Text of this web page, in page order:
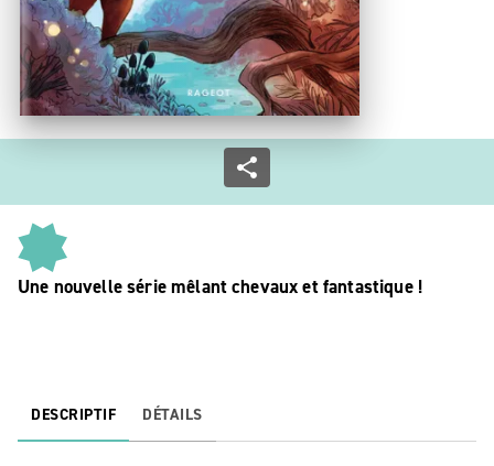
Une nouvelle série mêlant chevaux et fantastique !
DESCRIPTIF DÉTAILS